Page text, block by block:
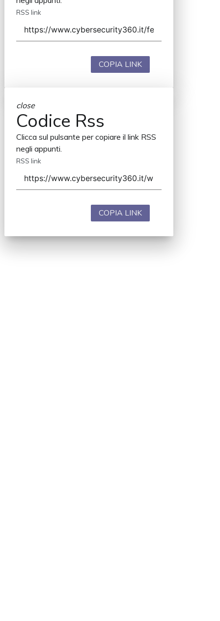
RSS link
COPIA LINK
close
Codice Rss
Clicca sul pulsante per copiare il link RSS
negli appunti.
RSS link
COPIA LINK